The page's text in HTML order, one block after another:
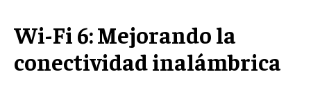
Wi-Fi 6: Mejorando la
conectividad inalámbrica